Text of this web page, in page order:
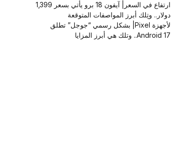
ارتفاع في السعر| آيفون 18 برو يأتي بسعر 1,399
دولار.. وتِلك أبرز المواصفات المتوقعة
لأجهزة Pixel| بشكل رسمي “جوجل” تطلق
Android 17.. وتلك هي أبرز المزايا